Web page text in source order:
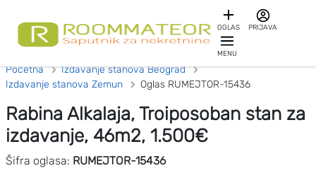
OGLAS PRIJAVA
MENU
Početna
Izdavanje stanova Beograd
Izdavanje stanova Zemun
Oglas RUMEJTOR-15436
Rabina Alkalaja, Troiposoban stan za
izdavanje, 46m2, 1.500€
Šifra oglasa: RUMEJTOR-15436